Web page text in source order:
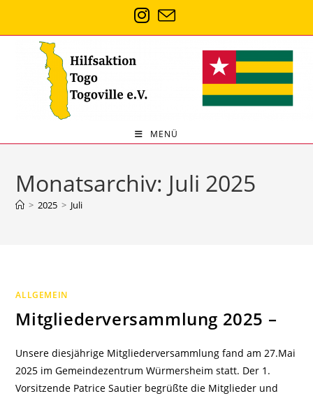
springen
MENÜ
Monatsarchiv: Juli 2025
> 2025 > Juli
ALLGEMEIN
Mitgliederversammlung 2025 –
Unsere diesjährige Mitgliederversammlung fand am 27.Mai
2025 im Gemeindezentrum Würmersheim statt. Der 1.
Vorsitzende Patrice Sautier begrüßte die Mitglieder und